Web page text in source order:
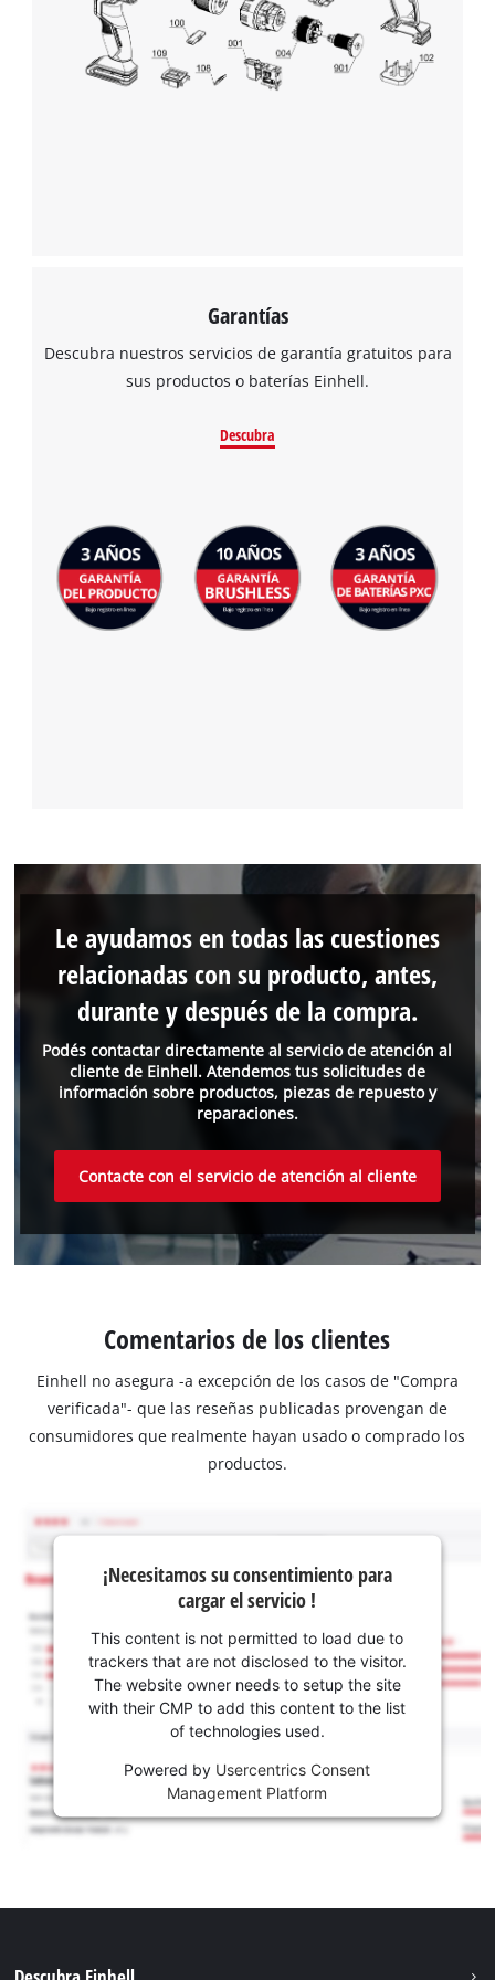
Garantías
Descubra nuestros servicios de garantía gratuitos para
sus productos o baterías Einhell.
Descubra
Podés contactar directamente al servicio de atención al
cliente de Einhell. Atendemos tus solicitudes de
información sobre productos, piezas de repuesto y
reparaciones.
Le ayudamos en todas las cuestiones
relacionadas con su producto, antes,
durante y después de la compra.
Contacte con el servicio de atención al cliente
Comentarios de los clientes
Einhell no asegura -a excepción de los casos de "Compra
verificada"- que las reseñas publicadas provengan de
consumidores que realmente hayan usado o comprado los
productos.
¡Necesitamos su consentimiento para
cargar el servicio !
This content is not permitted to load due to
trackers that are not disclosed to the visitor.
The website owner needs to setup the site
with their CMP to add this content to the list
of technologies used.
Powered by Usercentrics Consent
Management Platform